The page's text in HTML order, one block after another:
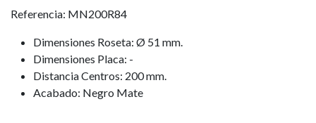
Referencia: MN200R84
Dimensiones Roseta: Ø 51 mm.
Dimensiones Placa: -
Distancia Centros: 200 mm.
Acabado: Negro Mate